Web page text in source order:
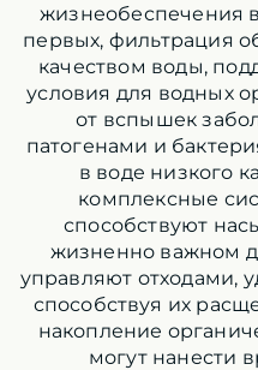
жизнеобеспечения
первых, фильтрация
качеством воды,
условия для водных
от вспышек
патогенами и
в воде низкого
комплексные
способствуют
жизненно важном
управляют отходами,
способствуя их
накопление
могут нанести